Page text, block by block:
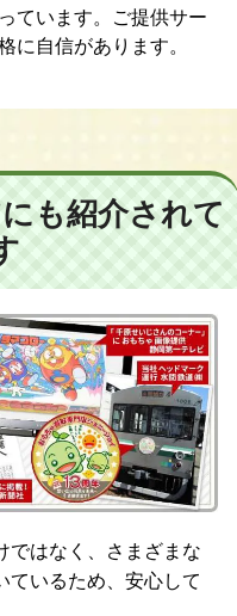
ています。ご提供サー
に自信があります。
も紹介されて
ではなく、さまざまな
ているため、安心して